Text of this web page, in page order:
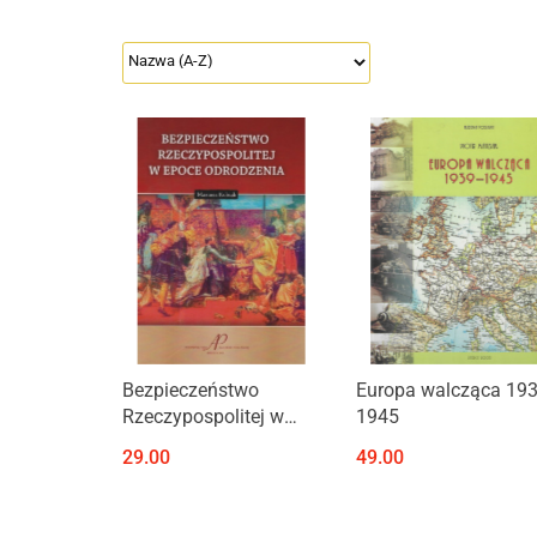
Bezpieczeństwo
Rzeczypospolitej w
29.00
Produkt niedostępny
Europa walcząca
1945
49.00